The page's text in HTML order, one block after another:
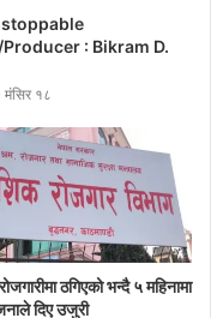
: Bikram D.
१८
ठगिएको भन्दै ५ महिनामा
दिए उजुरी